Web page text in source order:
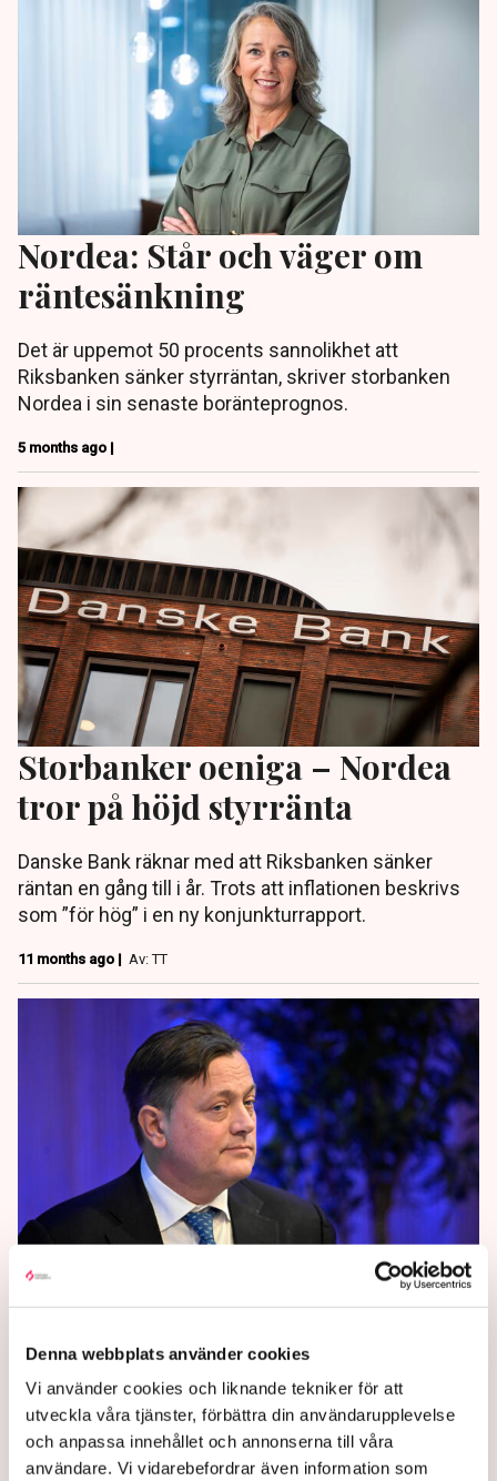
Denna webbplats använder cookies
Vi använder cookies och liknande tekniker för att
utveckla våra tjänster, förbättra din användarupplevelse
och anpassa innehållet och annonserna till våra
användare. Vi vidarebefordrar även information som
Nordea: Står och väger om
räntesänkning
Det är uppemot 50 procents sannolikhet att
Riksbanken sänker styrräntan, skriver storbanken
Nordea i sin senaste boränteprognos.
5 months ago |
Storbanker oeniga – Nordea
tror på höjd styrränta
Danske Bank räknar med att Riksbanken sänker
räntan en gång till i år. Trots att inflationen beskrivs
som ”för hög” i en ny konjunkturrapport.
11 months ago | Av: TT
Experten: ”Sverige har råd
med det här”
kan behövas för att stimulera ekonomin.
11 months ago | Av: TT